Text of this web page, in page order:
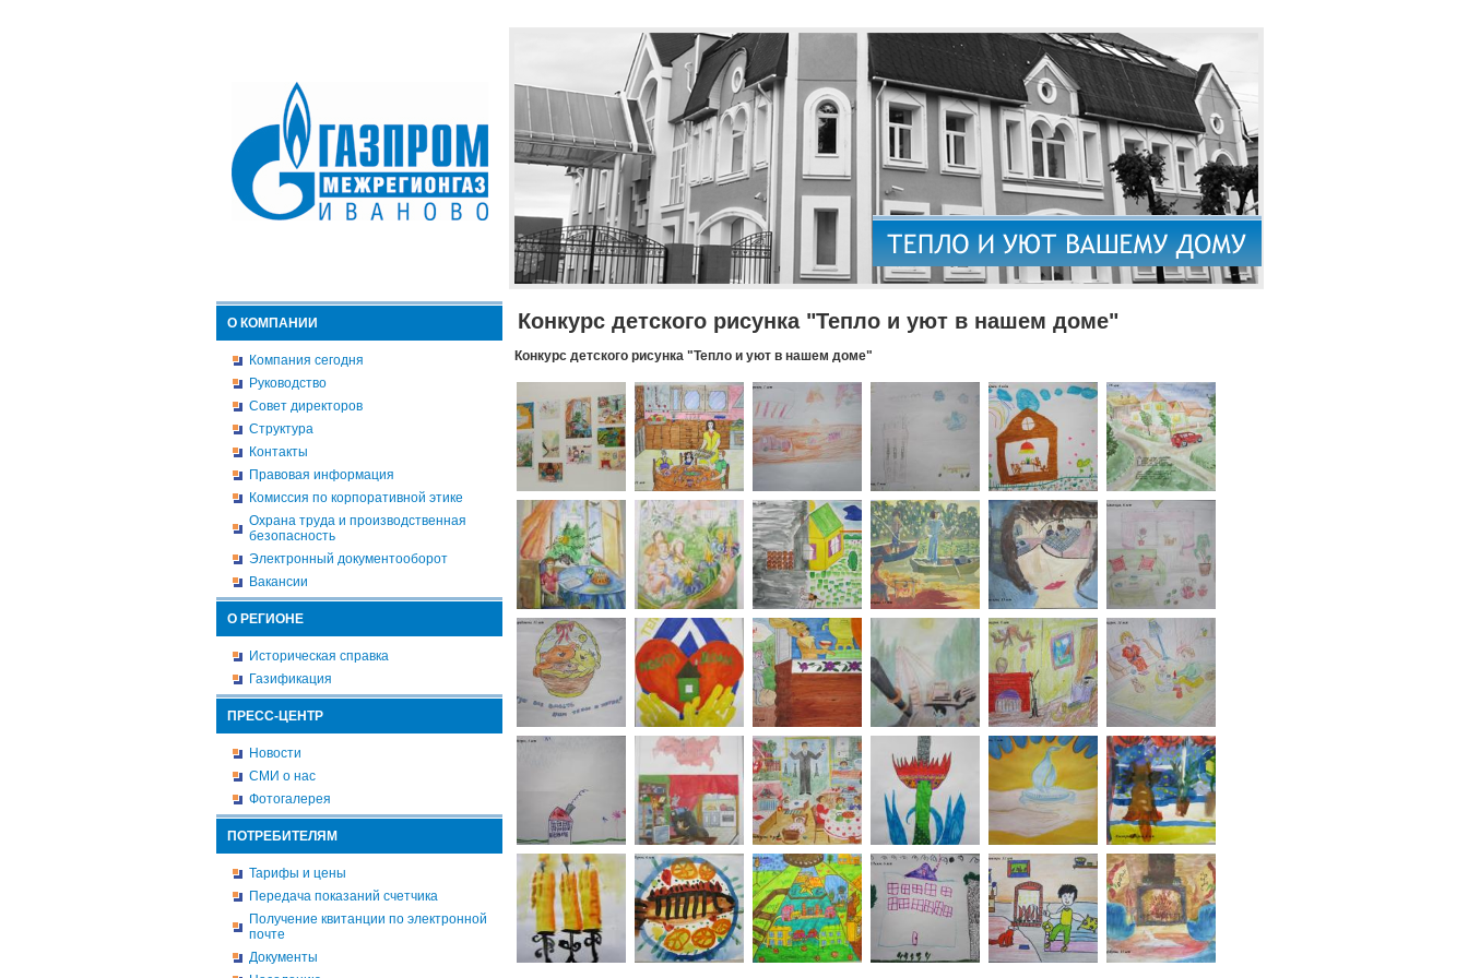
О КОМПАНИИ
Компания сегодня
Руководство
Совет директоров
Структура
Контакты
Правовая информация
Комиссия по корпоративной этике
Охрана труда и производственная
безопасность
Электронный документооборот
Вакансии
О РЕГИОНЕ
Историческая справка
Газификация
ПРЕСС-ЦЕНТР
Новости
СМИ о нас
Фотогалерея
ПОТРЕБИТЕЛЯМ
Тарифы и цены
Передача показаний счетчика
Получение квитанции по электронной
почте
Документы
Конкурс детского рисунка "Тепло и уют в нашем доме"
Конкурс детского рисунка "Тепло и уют в нашем доме"